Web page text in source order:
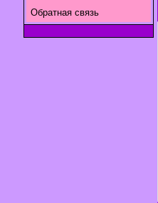
Обратная связь